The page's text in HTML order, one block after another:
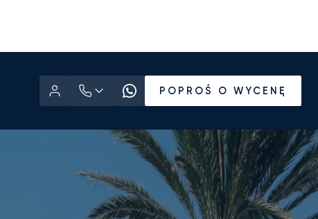
POPROŚ O WYCENĘ